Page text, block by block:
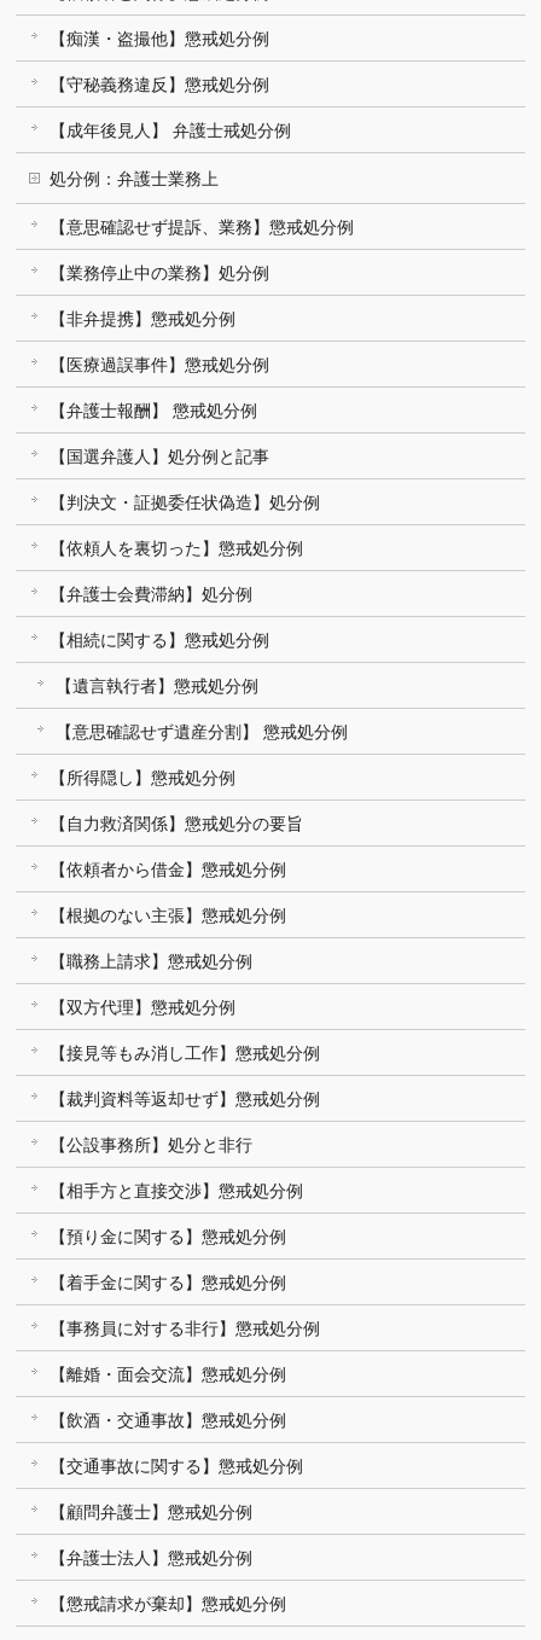
【痴漢・盗撮他】懲戒処分例
【守秘義務違反】懲戒処分例
【成年後見人】 弁護士戒処分例
処分例：弁護士業務上
【意思確認せず提訴、業務】懲戒処分例
【業務停止中の業務】処分例
【非弁提携】懲戒処分例
【医療過誤事件】懲戒処分例
【弁護士報酬】 懲戒処分例
【国選弁護人】処分例と記事
【判決文・証拠委任状偽造】処分例
【依頼人を裏切った】懲戒処分例
【弁護士会費滞納】処分例
【相続に関する】懲戒処分例
【遺言執行者】懲戒処分例
【意思確認せず遺産分割】 懲戒処分例
【所得隠し】懲戒処分例
【自力救済関係】懲戒処分の要旨
【依頼者から借金】懲戒処分例
【根拠のない主張】懲戒処分例
【職務上請求】懲戒処分例
【双方代理】懲戒処分例
【接見等もみ消し工作】懲戒処分例
【裁判資料等返却せず】懲戒処分例
【公設事務所】処分と非行
【相手方と直接交渉】懲戒処分例
【預り金に関する】懲戒処分例
【着手金に関する】懲戒処分例
【事務員に対する非行】懲戒処分例
【離婚・面会交流】懲戒処分例
【飲酒・交通事故】懲戒処分例
【交通事故に関する】懲戒処分例
【顧問弁護士】懲戒処分例
【弁護士法人】懲戒処分例
【懲戒請求が棄却】懲戒処分例